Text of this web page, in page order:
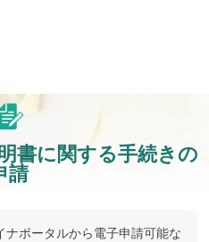
書に関する手続きの
請
ナポータルから電子申請可能な